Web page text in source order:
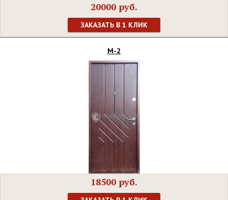
20000 руб.
ЗАКАЗАТЬ В 1 КЛИК
М-2
18500 руб.